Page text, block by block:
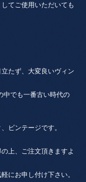
てご使用いただいても
たず、大変良いヴィン
中でも一番古い時代の
ビンテージです。
上、ご注文頂きますよ
にお申し付け下さい。